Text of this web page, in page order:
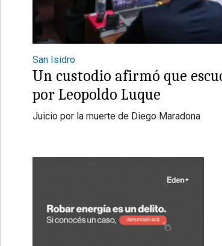
San Isidro
Un custodio afirmó que
por Leopoldo Luque
Juicio por la muerte de Diego Maradona